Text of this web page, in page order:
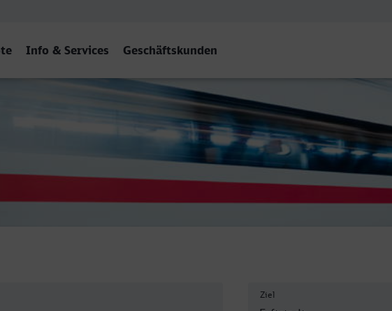
Info & Services Geschäftskunden
- Erftstadt
Ziel